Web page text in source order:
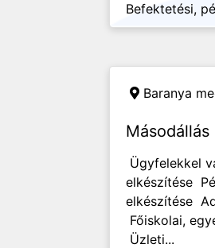
Befektetési,
Baranya
Ügyfelekkel
elkészítése
elkészítése
Főiskolai,
Üzleti...